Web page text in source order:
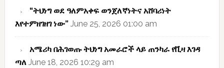
“ትህነግ ወደ ዓለምአቀፍ ወንጀለኛነትና አሸባሪነት
እየተምዘገዘገ ነው” June 25, 2026 01:00 am
አሜሪካ በሕገወጡ ትህነግ አመራሮች ላይ ጠንካራ የቪዛ እገዳ
ጣለ June 18, 2026 10:29 am